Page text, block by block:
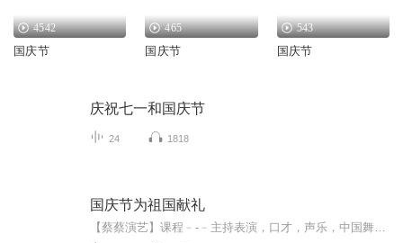
4542
国庆节
465
国庆节
543
国庆节
庆祝七一和国庆节
24 1818
国庆节为祖国献礼